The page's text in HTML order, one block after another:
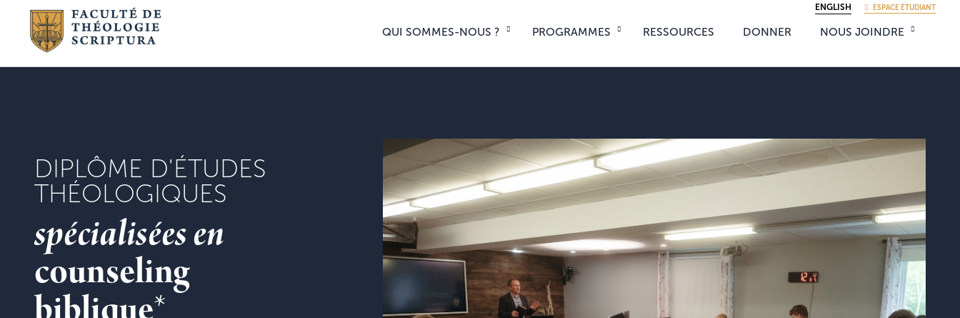
ENGLISH ESPACE ÉTUDIANT
QUI SOMMES-NOUS ? PROGRAMMES RESSOURCES DONNER NOUS JOINDRE
DIPLÔME D'ÉTUDES
THÉOLOGIQUES
spécialisées en
counseling